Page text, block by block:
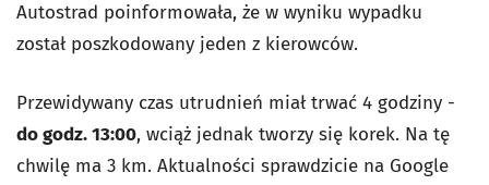
Autostrad poinformowała, że w wyniku wypadku
został poszkodowany jeden z kierowców.
Przewidywany czas utrudnień miał trwać 4 godziny -
do godz. 13:00, wciąż jednak tworzy się korek. Na tę
chwilę ma 3 km. Aktualności sprawdzicie na Google